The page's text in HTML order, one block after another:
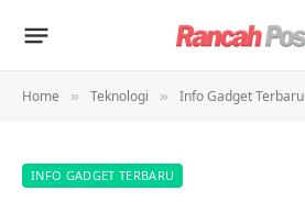
Home » Teknologi » Info Gadget Terbaru
INFO GADGET TERBARU